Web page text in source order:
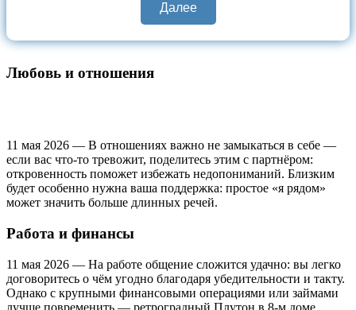
Далее
Любовь и отношения
11 мая 2026 — В отношениях важно не замыкаться в себе —
если вас что‑то тревожит, поделитесь этим с партнёром:
откровенность поможет избежать недопониманий. Близким
будет особенно нужна ваша поддержка: простое «я рядом»
может значить больше длинных речей.
Работа и финансы
11 мая 2026 — На работе общение сложится удачно: вы легко
договоритесь о чём угодно благодаря убедительности и такту.
Однако с крупными финансовыми операциями или займами
лучше повременить — ретроградный Плутон в 8‑м доме